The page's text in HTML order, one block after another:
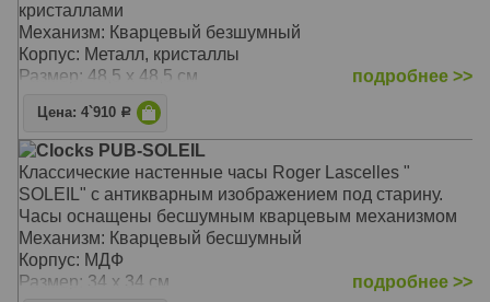
кристаллами
Механизм: Кварцевый безшумный
Корпус: Металл, кристаллы
Размер: 48,5 х 48,5 см
подробнее >>
Цена: 4`910 Р
Clocks PUB-SOLEIL
Классические настенные часы Roger Lascelles "
SOLEIL" с антикварным изображением под старину.
Часы оснащены бесшумным кварцевым механизмом
Механизм: Кварцевый бесшумный
Корпус: МДФ
Размер: 34 х 34 см
подробнее >>